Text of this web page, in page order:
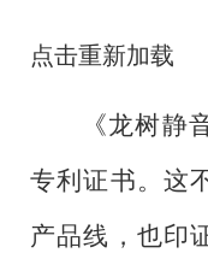
点击重新加载
《龙树静
专利证书。这
产品线，也印